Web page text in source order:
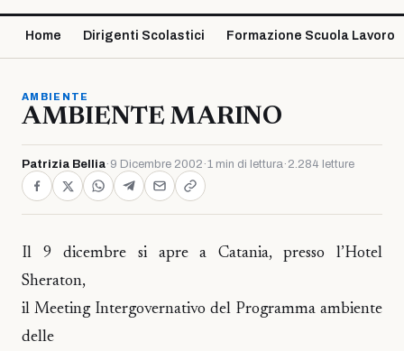
Home Dirigenti Scolastici Formazione Scuola Lavoro
AMBIENTE
AMBIENTE MARINO
Patrizia Bellia· 9 Dicembre 2002 ·1 min di lettura· 2.284 letture
Il 9 dicembre si apre a Catania, presso l’Hotel
Sheraton,
il Meeting Intergovernativo del Programma ambiente
delle